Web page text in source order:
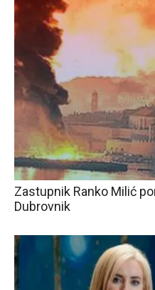
Zastupnik Ranko Milić
Dubrovnik